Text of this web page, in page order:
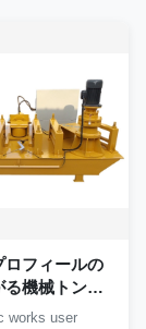
ロフィールの
る機械トンネ
器
works user